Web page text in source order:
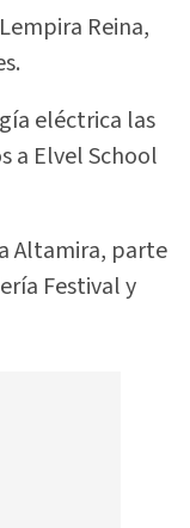
Reina,
eléctrica las
a Elvel School
Altamira, parte
Festival y